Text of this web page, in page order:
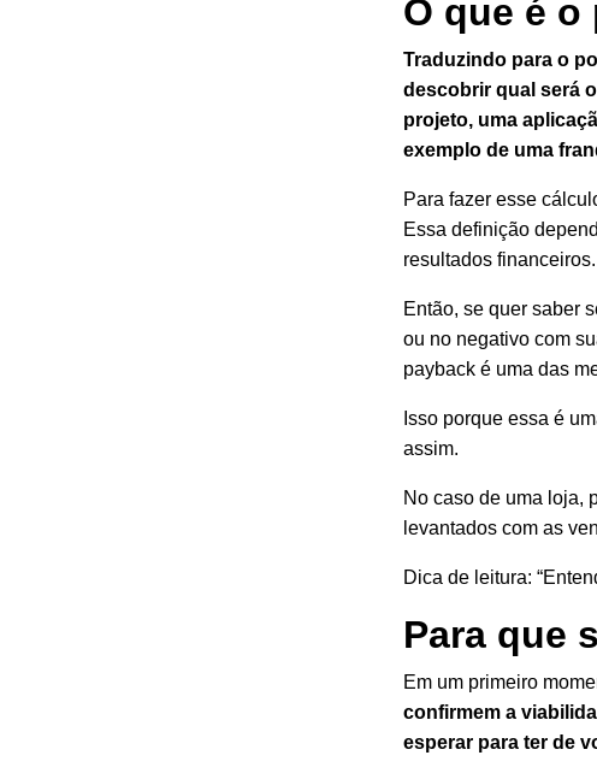
O que é o
Traduzindo para o
descobrir qual será
projeto, uma
exemplo de uma
Para fazer esse
Essa definição
resultados financeiros.
Então, se quer saber
ou no negativo com
payback é uma das
Isso porque essa é
assim.
No caso de uma loja,
levantados com as
Dica de leitura: “
Para que
Em um primeiro
confirmem a
esperar para ter de